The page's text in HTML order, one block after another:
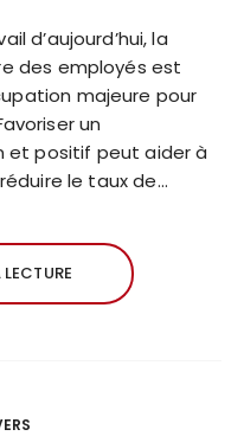
d’aujourd’hui, la
des employés est
majeure pour
un
et positif peut aider à
le taux de…